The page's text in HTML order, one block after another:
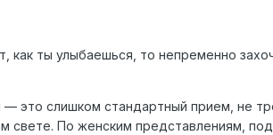
как ты улыбаешься, то непременно
— это слишком стандартный прием, не
свете. По женским представлениям,